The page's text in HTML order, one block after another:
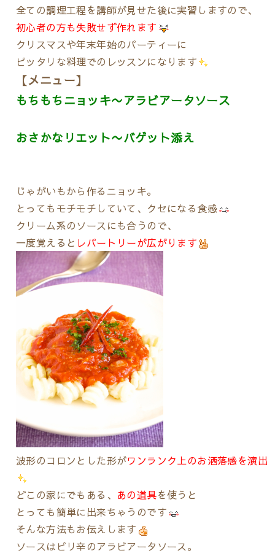
全ての調理工程を講師が見せた後に実習しますので、
初心者の方も失敗せず作れます
クリスマスや年末年始のパーティーに
ピッタリな料理でのレッスンになります
【メニュー】
もちもちニョッキ〜アラビアータソース
おさかなリエット〜バゲット添え
じゃがいもから作るニョッキ。
とってもモチモチしていて、クセになる食感
クリーム系のソースにも合うので、
一度覚えると レパートリーが広がります
波形のコロンとした形がワンランク上のお洒落感を演出
どこの家にでもある、 あの道具を使うと
とっても簡単に出来ちゃうのです
そんな方法もお伝えします
ソースはピリ辛のアラビアータソース。